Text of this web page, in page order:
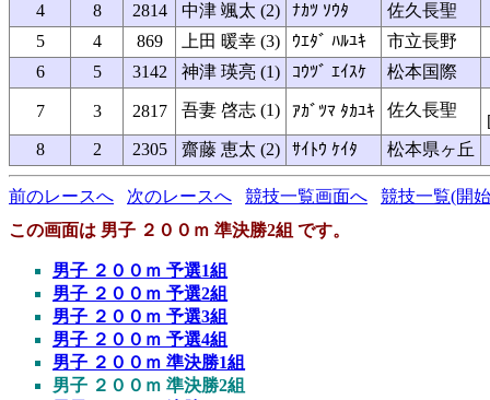
4
8 2814 中津 颯太 (2) ﾅｶﾂ ｿｳﾀ
佐久長聖
5
4 869 上田 暖幸 (3) ｳｴﾀﾞ ﾊﾙﾕｷ
市立長野
6
5 3142 神津 瑛亮 (1) ｺｳﾂﾞ ｴｲｽｹ 松本国際
7 3 2817 吾妻 啓志 (1) ｱｶﾞﾂﾏ ﾀｶﾕｷ 佐久長聖
8
2 2305 齋藤 恵太 (2) ｻｲﾄｳ ｹｲﾀ 松本県ヶ丘
前のレースへ 次のレースへ 競技一覧画面へ
競技一覧(開
この画面は 男子 ２００ｍ 準決勝2組 です。
男子 ２００ｍ 予選1組
男子 ２００ｍ 予選2組
男子 ２００ｍ 予選3組
男子 ２００ｍ 予選4組
男子 ２００ｍ 準決勝1組
男子 ２００ｍ 準決勝2組